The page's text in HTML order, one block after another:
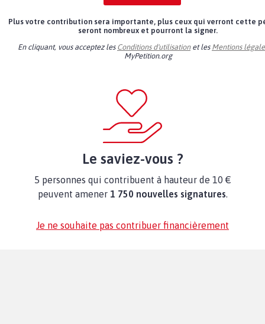
Plus votre contribution sera importante, plus ceux qui verront cette
seront nombreux et pourront la signer.
En cliquant, vous acceptez les Conditions d'utilisationet les Mentions
MyPetition.org
Le saviez-vous ?
5 personnes qui contribuent à hauteur de 10 €
peuvent amener 1 750 nouvelles signatures.
Je ne souhaite pas contribuer financièrement